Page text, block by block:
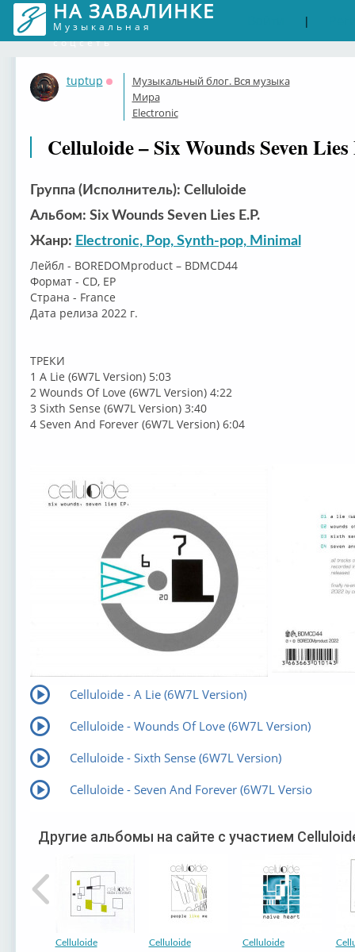
НА ЗАВАЛИНКЕ
Музыкальная
соцсеть
|
tuptup
Оффлайн
Музыкальный блог. Вся музыка
Мира
Electronic
Celluloide – Six Wounds Seven Lies
Группа (Исполнитель): Celluloide
Альбом: Six Wounds Seven Lies E​.​P.
Жанр: Electronic, Pop, Synth-pop, Minimal
Лейбл - BOREDOMproduct – BDMCD44
Формат - CD, EP
Страна - France
Дата релиза 2022 г.
ТРЕКИ
1 A Lie (6W7L Version) 5:03
2 Wounds Of Love (6W7L Version) 4:22
3 Sixth Sense (6W7L Version) 3:40
4 Seven And Forever (6W7L Version) 6:04
Celluloide - A Lie (6W7L Version)
Celluloide - Wounds Of Love (6W7L Version)
Celluloide - Sixth Sense (6W7L Version)
Celluloide - Seven And Forever (6W7L Versio
Другие альбомы на сайте с участием
Celluloide Celluloide Celluloide